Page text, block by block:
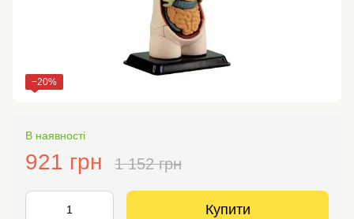
−20%
В наявності
921 грн 1 152 грн
Купити